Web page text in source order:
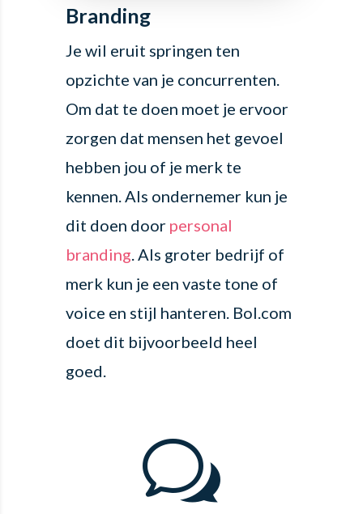
Branding
Je wil eruit springen ten
opzichte van je concurrenten.
Om dat te doen moet je ervoor
zorgen dat mensen het gevoel
hebben jou of je merk te
kennen. Als ondernemer kun je
dit doen door personal
branding. Als groter bedrijf of
merk kun je een vaste tone of
voice en stijl hanteren. Bol.com
doet dit bijvoorbeeld heel
goed.
w